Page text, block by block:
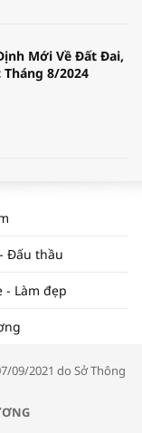
Mới Về Đất Đai,
8/2024
2025 | NHỊP
mại: Khơi
Đấu thầu
- Làm đẹp
09/2021 do Sở Thông